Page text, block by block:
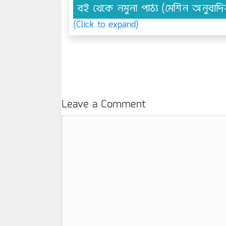
বই থেকে নমুনা পাঠ্য (মেশিন
(Click to expand)
Leave a Comment